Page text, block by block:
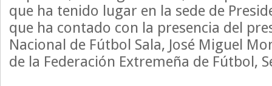
que ha tenido lugar en la sede de
que ha contado con la presencia del
Nacional de Fútbol Sala, José Miguel
de la Federación Extremeña de Fútbol,